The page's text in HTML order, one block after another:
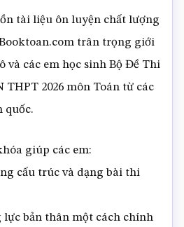
tài liệu ôn luyện chất lượng
trân trọng giới
và các em học sinh Bộ Đề Thi
2026 môn Toán từ các
quốc.
giúp các em:
cấu trúc và dạng bài thi
lực bản thân một cách chính